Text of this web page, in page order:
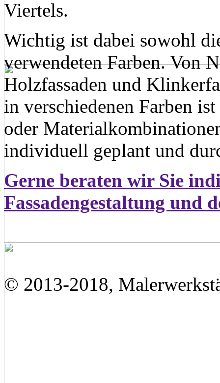
Viertels.
Wichtig ist dabei sowohl
verwendeten Farben. Von
Holzfassaden und
in verschiedenen Farben
oder
individuell geplant und
Gerne beraten wir Sie
Fassadengestaltung und
© 2013-2018,